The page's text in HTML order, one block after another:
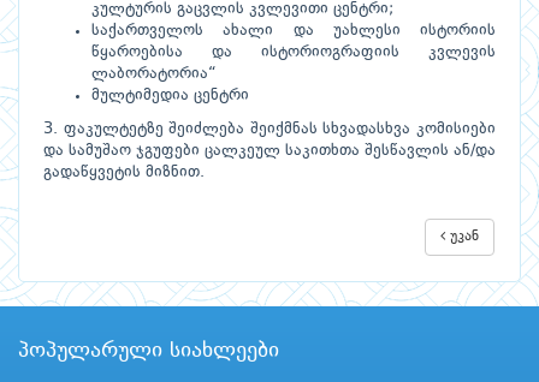
კულტურის გაცვლის კვლევითი ცენტრი;
საქართველოს ახალი და უახლესი ისტორიის
წყაროებისა და ისტორიოგრაფიის კვლევის
ლაბორატორია“
მულტიმედია ცენტრი
3. ფაკულტეტზე შეიძლება შეიქმნას სხვადასხვა კომისიები
და სამუშაო ჯგუფები ცალკეულ საკითხთა შესწავლის ან/და
გადაწყვეტის მიზნით.
უკან
პოპულარული სიახლეები